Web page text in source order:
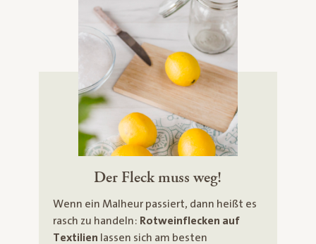
Der Fleck muss weg!
Wenn ein Malheur passiert, dann heißt es
rasch zu handeln: Rotweinflecken auf
Textilien lassen sich am besten